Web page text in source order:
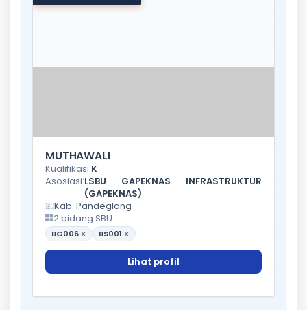
MUTHAWALI
Kualifikasi:K
Asosiasi:LSBU GAPEKNAS INFRASTRUKTUR
(GAPEKNAS)
Kab. Pandeglang
2 bidang SBU
BG006 K BS001 K
Lihat profil